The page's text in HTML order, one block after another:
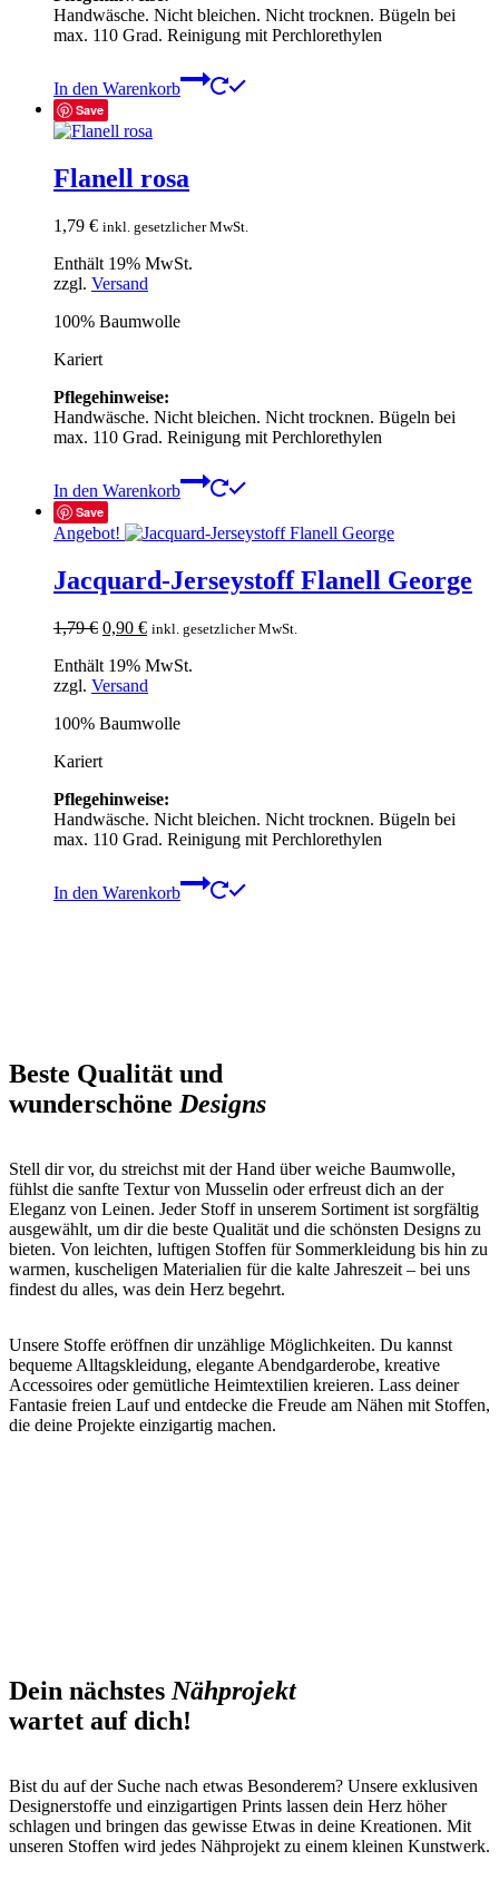
Handwäsche. Nicht bleichen. Nicht trocknen. Bügeln bei
max. 110 Grad. Reinigung mit Perchlorethylen
In den Warenkorb
Save
Flanell rosa
1,79 € inkl. gesetzlicher MwSt.
Enthält 19% MwSt.
zzgl. Versand
100% Baumwolle
Kariert
Pflegehinweise:
Handwäsche. Nicht bleichen. Nicht trocknen. Bügeln bei
max. 110 Grad. Reinigung mit Perchlorethylen
In den Warenkorb
Save
Angebot!
Jacquard-Jerseystoff Flanell George
1,79€ Ursprünglicher
war:
1,79 €
0,90 €Aktueller
ist:
0,90 €.
inkl. gesetzlicher MwSt.
Enthält 19% MwSt.
zzgl. Versand
100% Baumwolle
Kariert
Pflegehinweise:
Handwäsche. Nicht bleichen. Nicht trocknen. Bügeln bei
max. 110 Grad. Reinigung mit Perchlorethylen
In den Warenkorb
Beste Qualität und
wunderschöne Designs
Stell dir vor, du streichst mit der Hand über weiche Baumwolle,
fühlst die sanfte Textur von Musselin oder erfreust dich an der
Eleganz von Leinen. Jeder Stoff in unserem Sortiment ist sorgfältig
ausgewählt, um dir die beste Qualität und die schönsten Designs zu
bieten. Von leichten, luftigen Stoffen für Sommerkleidung bis hin zu
warmen, kuscheligen Materialien für die kalte Jahreszeit – bei uns
findest du alles, was dein Herz begehrt.
Unsere Stoffe eröffnen dir unzählige Möglichkeiten. Du kannst
bequeme Alltagskleidung, elegante Abendgarderobe, kreative
Accessoires oder gemütliche Heimtextilien kreieren. Lass deiner
Fantasie freien Lauf und entdecke die Freude am Nähen mit Stoffen,
die deine Projekte einzigartig machen.
Dein nächstes Nähprojekt
wartet auf dich!
Bist du auf der Suche nach etwas Besonderem? Unsere exklusiven
Designerstoffe und einzigartigen Prints lassen dein Herz höher
schlagen und bringen das gewisse Etwas in deine Kreationen. Mit
unseren Stoffen wird jedes Nähprojekt zu einem kleinen Kunstwerk.